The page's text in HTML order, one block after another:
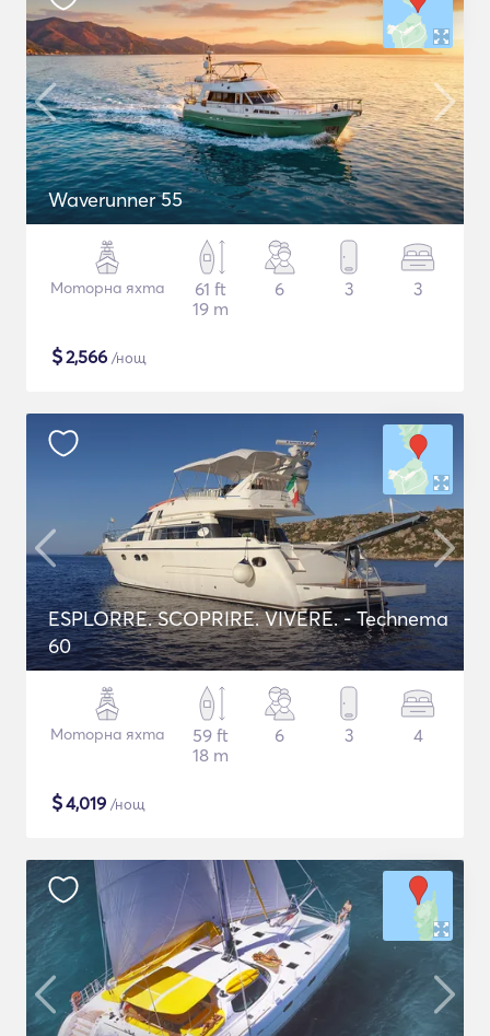
Waverunner 55
Моторна яхта
61 ft
19 m
6 3 3
$2,566 /нощ
ESPLORRE. SCOPRIRE. VIVERE. - Technema
60
Моторна яхта
59 ft
18 m
6 3 4
$4,019 /нощ